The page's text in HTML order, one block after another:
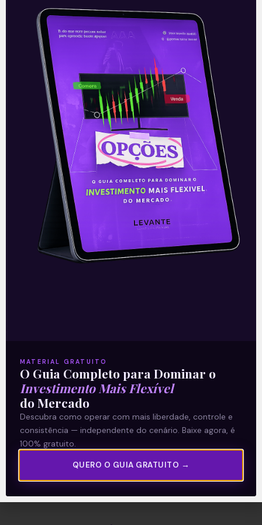
Jackson Hole e Cabul
Esta sexta-feira (27) tem o potencial de
ser um divisor de águas no mercado
financeiro internacional. É possível –
embora não haja certeza – que
Leia mais
27/08/2021
Termos e Condições
Política de Privacidade
Explore
Artigos
E Eu Com Isso?
MATERIAL GRATUITO
O Guia Completo para Dominar o
Investimento Mais Flexível
do Mercado
Descubra como operar com mais liberdade, controle e
consistência — independente do cenário. Baixe agora, é
100% gratuito.
QUERO O GUIA GRATUITO →